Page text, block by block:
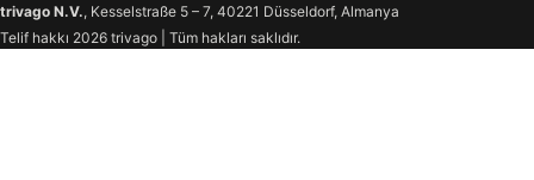
trivago N.V., Kesselstraße 5 – 7, 40221 Düsseldorf, Almanya
Telif hakkı 2026 trivago | Tüm hakları saklıdır.